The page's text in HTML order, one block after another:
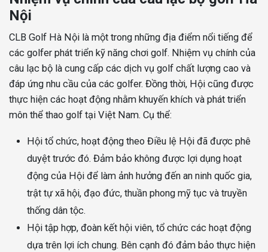
Nội
CLB Golf Hà Nội là một trong những địa điểm nổi tiếng để
các golfer phát triển kỹ năng chơi golf. Nhiệm vụ chính của
câu lạc bộ là cung cấp các dịch vụ golf chất lượng cao và
đáp ứng nhu cầu của các golfer. Đồng thời, Hội cũng được
thực hiện các hoạt động nhằm khuyến khích và phát triển
môn thể thao golf tại Việt Nam. Cụ thể:
Hội tổ chức, hoạt động theo Điều lệ Hội đã được phê
duyệt trước đó. Đảm bảo không được lợi dụng hoạt
động của Hội để làm ảnh hưởng đến an ninh quốc gia,
trật tự xã hội, đạo đức, thuần phong mỹ tục và truyền
thống dân tộc.
Hội tập hợp, đoàn kết hội viên, tổ chức các hoạt động
dựa trên lợi ích chung. Bên cạnh đó đảm bảo thực hiện